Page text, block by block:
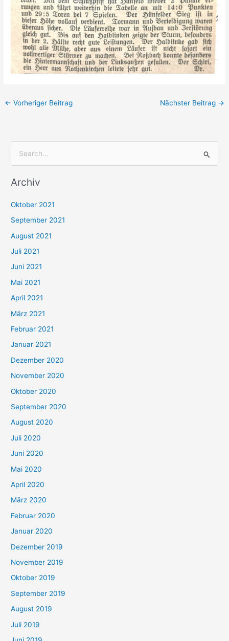
← Vorheriger Beitrag Nächster Beitrag →
c
n
n
a
c
h
:
Archiv
Oktober 2021
September 2021
August 2021
Juli 2021
Juni 2021
Mai 2021
April 2021
März 2021
Februar 2021
Januar 2021
Dezember 2020
November 2020
Oktober 2020
September 2020
August 2020
Juli 2020
Juni 2020
Mai 2020
April 2020
März 2020
Februar 2020
Januar 2020
Dezember 2019
November 2019
Oktober 2019
September 2019
August 2019
Juli 2019